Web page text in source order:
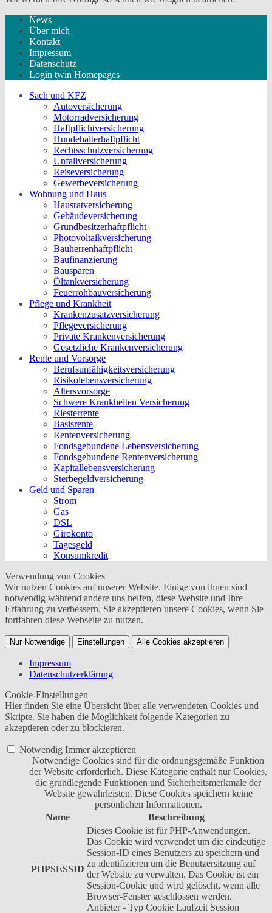
News
Über mich
Kontakt
Impressum
Datenschutz
Login twin Homepages
Sach und KFZ
Autoversicherung
Motorradversicherung
Haftpflichtversicherung
Hundehalterhaftpflicht
Rechtsschutzversicherung
Unfallversicherung
Reiseversicherung
Gewerbeversicherung
Wohnung und Haus
Hausratversicherung
Gebäudeversicherung
Grundbesitzerhaftpflicht
Photovoltaikversicherung
Bauherrenhaftpflicht
Baufinanzierung
Bausparen
Öltankversicherung
Feuerrohbauversicherung
Pflege und Krankheit
Krankenzusatzversicherung
Pflegeversicherung
Private Krankenversicherung
Gesetzliche Krankenversicherung
Rente und Vorsorge
Berufs­unfähigkeitsversicherung
Risikolebensversicherung
Altersvorsorge
Schwere Krankheiten Versicherung
Riesterrente
Basisrente
Rentenversicherung
Fondsgebundene Lebensversicherung
Fondsgebundene Rentenversicherung
Kapitallebensversicherung
Sterbegeldversicherung
Geld und Sparen
Strom
Gas
DSL
Girokonto
Tagesgeld
Konsumkredit
Verwendung von Cookies
Wir nutzen Cookies auf unserer Website. Einige von ihnen sind
notwendig während andere uns helfen, diese Website und Ihre
Erfahrung zu verbessern. Sie akzeptieren unsere Cookies, wenn Sie
fortfahren diese Webseite zu nutzen.
Nur Notwendige Einstellungen Alle Cookies akzeptieren
Impressum
Datenschutzerklärung
Cookie-Einstellungen
Hier finden Sie eine Übersicht über alle verwendeten Cookies und
Skripte. Sie haben die Möglichkeit folgende Kategorien zu
akzeptieren oder zu blockieren.
Notwendig Immer akzeptieren
Notwendige Cookies sind für die ordnungsgemäße Funktion
der Website erforderlich. Diese Kategorie enthält nur Cookies,
die grundlegende Funktionen und Sicherheitsmerkmale der
Website gewährleisten. Diese Cookies speichern keine
persönlichen Informationen.
Name
Beschreibung
PHPSESSID
Dieses Cookie ist für PHP-Anwendungen.
Das Cookie wird verwendet um die eindeutige
Session-ID eines Benutzers zu speichern und
zu identifizieren um die Benutzersitzung auf
der Website zu verwalten. Das Cookie ist ein
Session-Cookie und wird gelöscht, wenn alle
Browser-Fenster geschlossen werden.
Anbieter - Typ Cookie Laufzeit Session